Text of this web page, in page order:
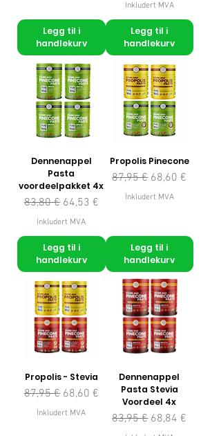
Legg til i
handlekurv
Inkludert MVA
Legg til i
handlekurv
Dennenappel
Pasta
voordeelpakket 4x
Vanlig pris
83,80 € Salgspris
64,53 €
Inkludert MVA
Legg til i
handlekurv
Propolis Pinecone
Vanlig pris
87,95 € Salgspris
68,60 €
Inkludert MVA
Legg til i
handlekurv
Propolis - Stevia
Vanlig pris
87,95 € Salgspris
68,60 €
Inkludert MVA
Dennenappel
Pasta Stevia
Voordeel 4x
Vanlig pris
83,95 € Salgspris
68,84 €